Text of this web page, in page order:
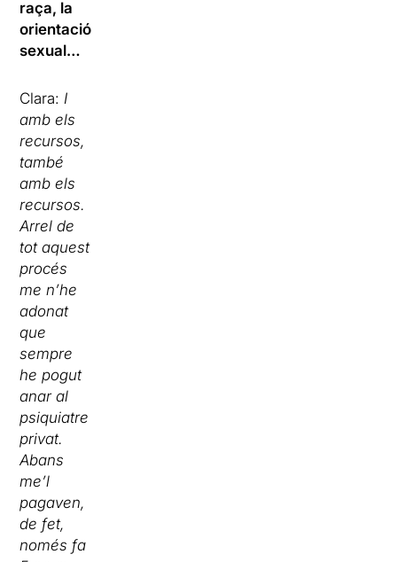
raça, la
orientació
sexual…
Clara: I
amb els
recursos,
també
amb els
recursos.
Arrel de
tot aquest
procés
me n’he
adonat
que
sempre
he pogut
anar al
psiquiatre
privat.
Abans
me’l
pagaven,
de fet,
només fa